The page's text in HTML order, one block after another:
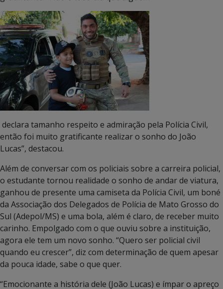
declara tamanho respeito e admiração pela Polícia Civil,
então foi muito gratificante realizar o sonho do João
Lucas”, destacou.
Além de conversar com os policiais sobre a carreira policial,
o estudante tornou realidade o sonho de andar de viatura,
ganhou de presente uma camiseta da Polícia Civil, um boné
da Associação dos Delegados de Polícia de Mato Grosso do
Sul (Adepol/MS) e uma bola, além é claro, de receber muito
carinho. Empolgado com o que ouviu sobre a instituição,
agora ele tem um novo sonho. “Quero ser policial civil
quando eu crescer”, diz com determinação de quem apesar
da pouca idade, sabe o que quer.
“Emocionante a história dele (João Lucas) e ímpar o apreço